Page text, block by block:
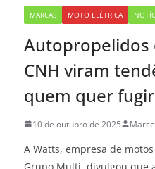
MARCAS MOTO ELÉTRICA
Autopropelidos
CNH viram
quem quer
10 de outubro de 2025
A Watts, empresa de